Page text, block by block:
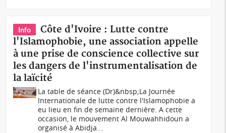
Info
Côte d'Ivoire : Lutte contre
l'Islamophobie, une association appelle
à une prise de conscience collective sur
les dangers de l'instrumentalisation de
la laïcité
La table de séance (Dr)&nbsp;La Journée
Internationale de lutte contre l'Islamophobie a
eu lieu en fin de semaine dernière. A cette
occasion, le mouvement Al Mouwahhidoun a
organisé à Abidja...